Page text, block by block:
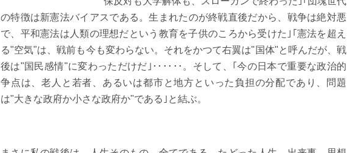
の特徴は新憲法バイアスである。生まれたのが終戦直後だから、戦争は絶対悪
で、平和憲法は人類の理想だという教育を子供のころから受けた｣｢憲法を超え
る"空気"は、戦前も今も変わらない。それをかつて右翼は"国体"と呼んだが、戦
後は"国民感情"に変わっただけだ｣･･････。そして、｢今の日本で重要な政治的
争点は、老人と若者、あるいは都市と地方といった負担の分配であり、問題
は"大きな政府か小さな政府か"である｣と結ぶ。